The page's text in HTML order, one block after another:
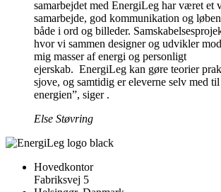
samarbejdet med EnergiLeg har været et
samarbejde, god kommunikation og
både i ord og billeder.
hvor vi sammen designer og udvikler
mig masser af energi og personligt
ejerskab. EnergiLeg kan gøre teorier
sjove, og samtidig er eleverne selv med
energien”, siger .
Else Støvring
Hovedkontor
Fabriksvej 5